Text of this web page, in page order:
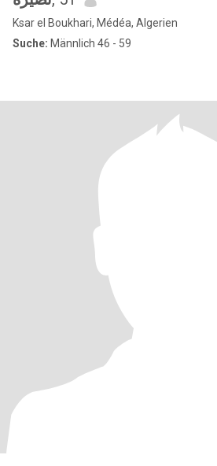
Ksar el Boukhari, Médéa, Algerien
Suche: Männlich 46 - 59